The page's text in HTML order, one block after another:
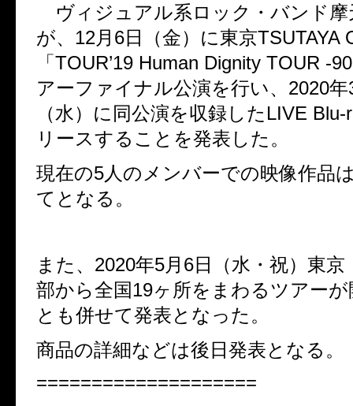
ヴィジュアル系ロック・バンド摩
が、12月6日（金）に東京TSUTAYA
「TOUR’19 Human Dignity TOUR -
アーファイナル公演を行い、2020年
（水）に同公演を収録したLIVE
リースすることを発表した。
現在の5人のメンバーでの映像作品
てとなる。
また、2020年5月6日（水・祝）東
部から全国19ヶ所をまわるツアー
とも併せて発表となった。
商品の詳細などは後日発表となる。
====================